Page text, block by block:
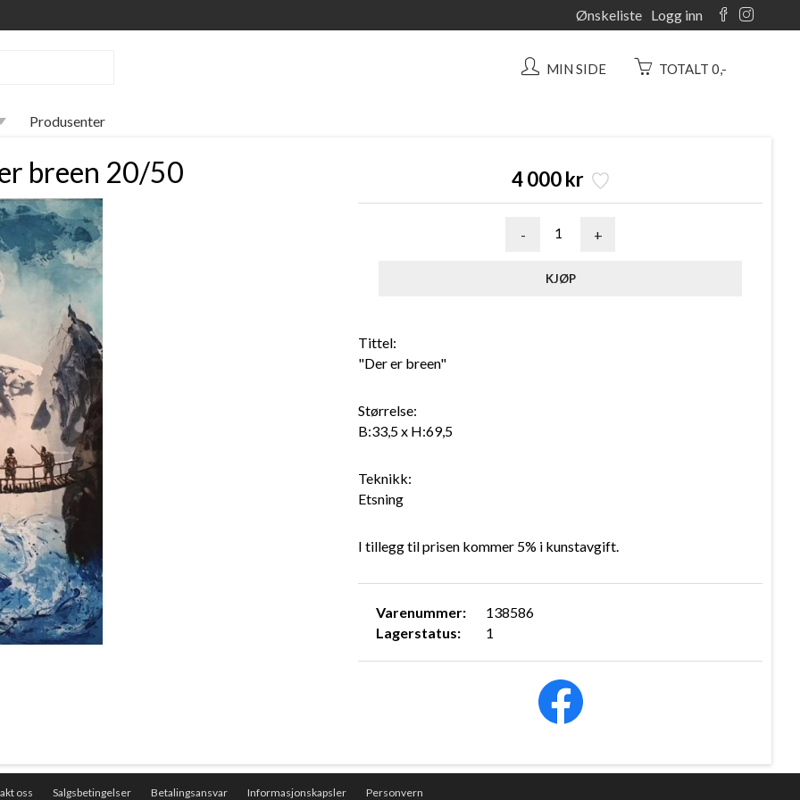
Ønskeliste Logg inn
MIN SIDE TOTALT 0,-
Produsenter
breen 20/50 4 000 kr
- +
Varenummer:
138586
Lagerstatus:
1
Tittel:
"Der er breen"
Størrelse:
B:33,5 x H:69,5
Teknikk:
Etsning
I tillegg til prisen kommer 5% i kunstavgift.
oss Salgsbetingelser Betalingsansvar Informasjonskapsler Personvern